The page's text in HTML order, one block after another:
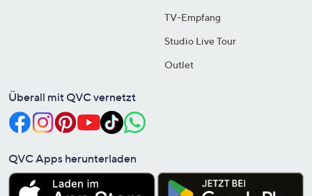
TV-Empfang
Studio Live Tour
Outlet
Überall mit QVC vernetzt
QVC Apps herunterladen